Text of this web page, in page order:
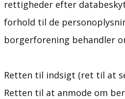
rettigheder efter
forhold til de
borgerforening behandler
Retten til indsigt (ret til at
Retten til at anmode om